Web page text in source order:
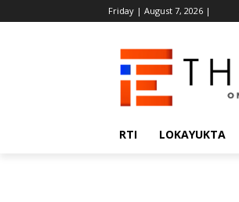
Friday | August 7, 2026 |
RTI LOKAYUKTA